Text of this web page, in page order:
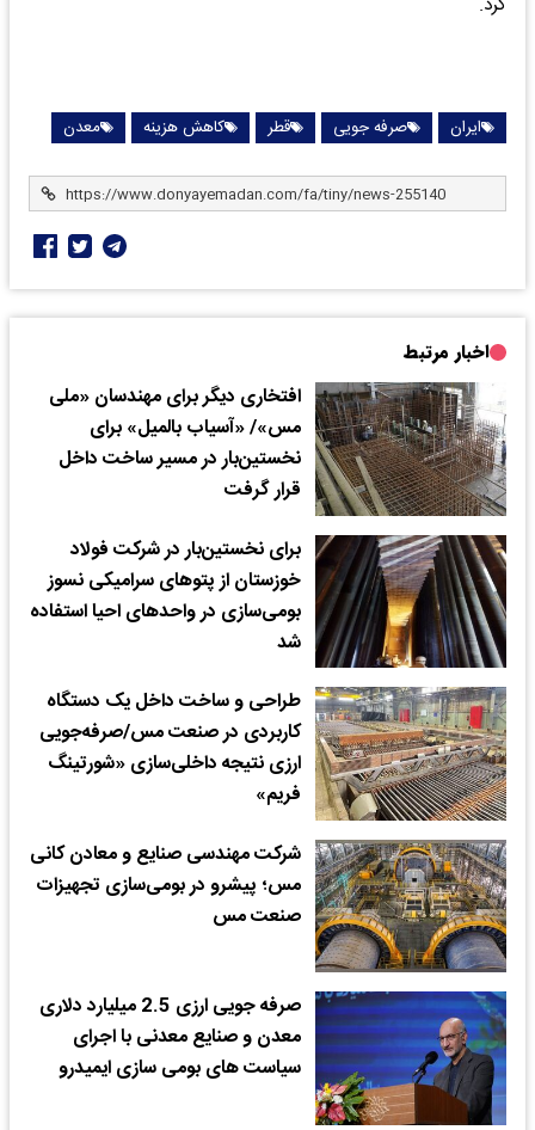
ایران صرفه جویی قطر کاهش هزینه معدن
اخبار مرتبط
افتخاری دیگر برای مهندسان «ملی
مس»/ «آسیاب بالمیل» برای
نخستین‌بار در مسیر ساخت داخل
قرار گرفت
برای نخستین‌‌بار در شرکت فولاد
خوزستان از پتوهای سرامیکی نسوز
بومی‌سازی در واحدهای احیا استفاده
شد
طراحی و ساخت داخل یک دستگاه
کاربردی در صنعت مس/صرفه‌جویی
ارزی نتیجه داخلی‌سازی «شورتینگ
فریم»
شرکت مهندسی صنایع و معادن کانی
مس؛ پیشرو در بومی‌سازی تجهیزات
صنعت مس
صرفه جویی ارزی 2.5 میلیارد دلاری
معدن و صنایع معدنی با اجرای
سیاست های بومی سازی ایمیدرو